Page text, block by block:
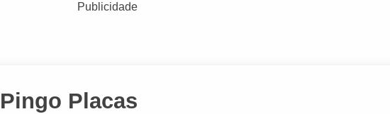
Publicidade
Pingo Placas